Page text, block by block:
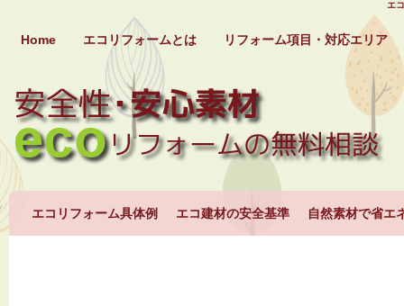
エ
Home エコリフォームとは リフォーム項目・対応エリア
エコリフォーム具体例 エコ建材の安全基準 自然素材で省エ